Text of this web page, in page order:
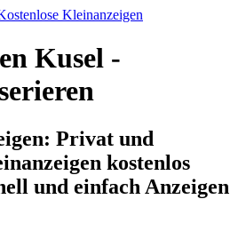
Kusel -
Privat und
kostenlos
und einfach Anzeigen